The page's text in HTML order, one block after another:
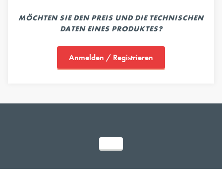
MÖCHTEN SIE DEN PREIS UND DIE TECHNISCHEN
DATEN EINES PRODUKTES?
Anmelden / Registrieren